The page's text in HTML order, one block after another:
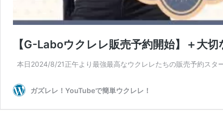
【G-Laboウクレレ販売予約開始】＋大
本日2024/8/21正午より最強最高なウクレレたちの販売予約
ガズレレ！YouTubeで簡単ウクレレ！